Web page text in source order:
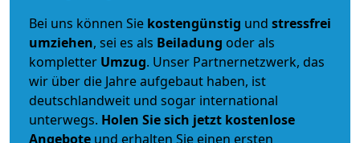
Bei uns können Sie kostengünstig und stressfrei
umziehen, sei es als Beiladung oder als
kompletter Umzug. Unser Partnernetzwerk, das
wir über die Jahre aufgebaut haben, ist
deutschlandweit und sogar international
unterwegs. Holen Sie sich jetzt kostenlose
Angebote und erhalten Sie einen ersten